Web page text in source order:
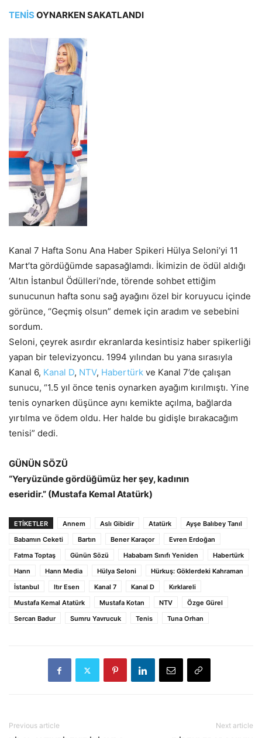
TENİS OYNARKEN SAKATLANDI
Kanal 7 Hafta Sonu Ana Haber Spikeri Hülya Seloni’yi 11
Mart’ta gördüğümde sapasağlamdı. İkimizin de ödül aldığı
‘Altın İstanbul Ödülleri’nde, törende sohbet ettiğim
sunucunun hafta sonu sağ ayağını özel bir koruyucu içinde
görünce, “Geçmiş olsun” demek için aradım ve sebebini
sordum.
Seloni, çeyrek asırdır ekranlarda kesintisiz haber spikerliği
yapan bir televizyoncu. 1994 yılından bu yana sırasıyla
Kanal 6, Kanal D, NTV, Habertürk ve Kanal 7’de çalışan
sunucu, “1.5 yıl önce tenis oynarken ayağım kırılmıştı. Yine
tenis oynarken düşünce aynı kemikte açılma, bağlarda
yırtılma ve ödem oldu. Her halde bu gidişle bırakacağım
tenisi” dedi.
GÜNÜN SÖZÜ
“Yeryüzünde gördüğümüz her şey, kadının
eseridir.” (Mustafa Kemal Atatürk)
ETİKETLER Annem Aslı Gibidir Atatürk
Ayşe Balıbey Tanıl
Babamın Ceketi
Bartın Bener Karaçor
Evren Erdoğan
Fatma Toptaş
Günün Sözü Hababam Sınıfı Yeniden
Habertürk
Hann
Hann Media Hülya Seloni
Hürkuş: Göklerdeki Kahraman
İstanbul
Itır Esen Kanal 7 Kanal D
Kırklareli
Mustafa Kemal Atatürk
Mustafa Kotan NTV
Özge Gürel
Sercan Badur
Sumru Yavrucuk Tenis Tuna Orhan
Previous article Next article